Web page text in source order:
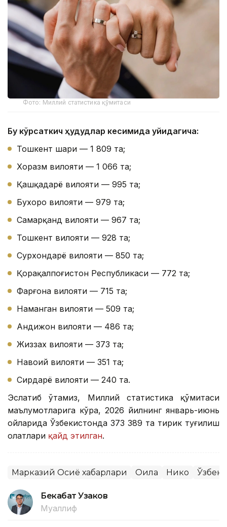
Фото: Миллий статистика қўмитаси
Бу кўрсаткич ҳудудлар кесимида қуйидагича:
Тошкент шаҳри — 1 809 та;
Хоразм вилояти — 1 066 та;
Қашқадарё вилояти — 995 та;
Бухоро вилояти — 979 та;
Самарқанд вилояти — 967 та;
Тошкент вилояти — 928 та;
Сурхондарё вилояти — 850 та;
Қорақалпоғистон Республикаси — 772 та;
Фарғона вилояти — 715 та;
Наманган вилояти — 509 та;
Андижон вилояти — 486 та;
Жиззах вилояти — 373 та;
Навоий вилояти — 351 та;
Сирдарё вилояти — 240 та.
Эслатиб ўтамиз, Миллий статистика қўмитаси
маълумотларига кўра, 2026 йилнинг январь-июнь
ойларида Ўзбекистонда 373 389 та тирик туғилиш
ҳолатлари қайд этилган.
Марказий Осиё хабарлари Оила Никоҳ
Бекабат Узаков
Муаллиф